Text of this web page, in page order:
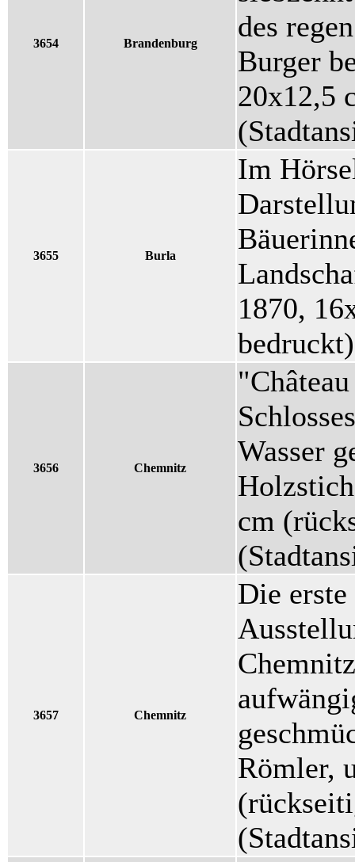
3654 Brandenburg
des
Burger
20x12,5
3655 Burla
Im
1870,
bedruckt)
3656 Chemnitz
Wasser
cm
3657 Chemnitz
Die
Römler,